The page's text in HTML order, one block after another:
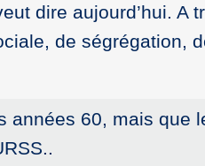
dire aujourd’hui. A
de ségrégation,
années 60, mais que